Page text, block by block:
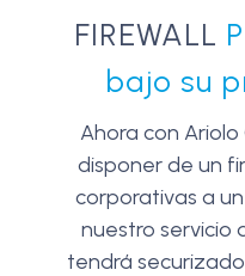
FIREWALL
bajo su
Ahora con
disponer de un
corporativas a
nuestro servicio
tendrá